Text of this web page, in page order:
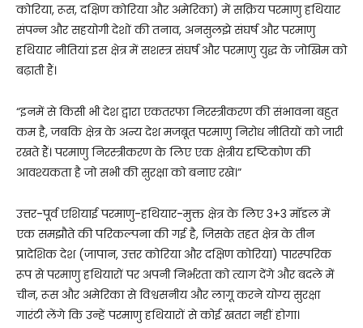
कोरिया, रूस, दक्षिण कोरिया और अमेरिका) में सक्रिय परमाणु हथियार
संपन्न और सहयोगी देशों की तनाव, अनसुलझे संघर्ष और परमाणु
हथियार नीतियां इस क्षेत्र में सशस्त्र संघर्ष और परमाणु युद्ध के जोखिम को
बढ़ाती हैं।
“इनमें से किसी भी देश द्वारा एकतरफा निरस्त्रीकरण की संभावना बहुत
कम है, जबकि क्षेत्र के अन्य देश मजबूत परमाणु निरोध नीतियों को जारी
रखते हैं। परमाणु निरस्त्रीकरण के लिए एक क्षेत्रीय दृष्टिकोण की
आवश्यकता है जो सभी की सुरक्षा को बनाए रखे।”
उत्तर-पूर्व एशियाई परमाणु-हथियार-मुक्त क्षेत्र के लिए 3+3 मॉडल में
एक समझौते की परिकल्पना की गई है, जिसके तहत क्षेत्र के तीन
प्रादेशिक देश (जापान, उत्तर कोरिया और दक्षिण कोरिया) पारस्परिक
रूप से परमाणु हथियारों पर अपनी निर्भरता को त्याग देंगे और बदले में
चीन, रूस और अमेरिका से विश्वसनीय और लागू करने योग्य सुरक्षा
गारंटी लेंगे कि उन्हें परमाणु हथियारों से कोई खतरा नहीं होगा।